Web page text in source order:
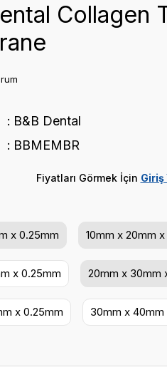
Collagen
B&B Dental
BBMEMBR
Fiyatları Görmek İçin Giriş
x 0.25mm 10mm x 20mm
x 0.25mm 20mm x 30mm
x 0.25mm 30mm x 40mm